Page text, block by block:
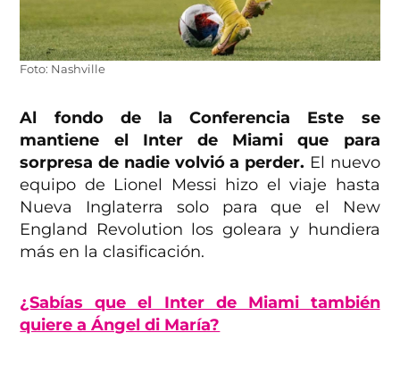
Foto: Nashville
Al fondo de la Conferencia Este se
mantiene el Inter de Miami que para
sorpresa de nadie volvió a perder. El nuevo
equipo de Lionel Messi hizo el viaje hasta
Nueva Inglaterra solo para que el New
England Revolution los goleara y hundiera
más en la clasificación.
¿Sabías que el Inter de Miami también
quiere a Ángel di María?